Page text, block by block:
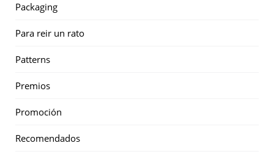
Packaging
Para reir un rato
Patterns
Premios
Promoción
Recomendados